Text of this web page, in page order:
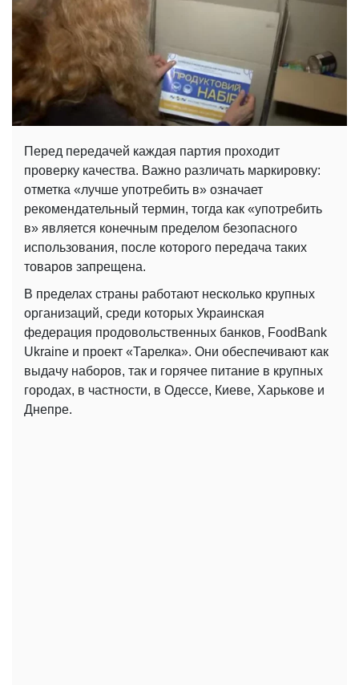
Перед передачей каждая партия проходит
проверку качества. Важно различать маркировку:
отметка «лучше употребить в» означает
рекомендательный термин, тогда как «употребить
в» является конечным пределом безопасного
использования, после которого передача таких
товаров запрещена.
В пределах страны работают несколько крупных
организаций, среди которых Украинская
федерация продовольственных банков, FoodBank
Ukraine и проект «Тарелка». Они обеспечивают как
выдачу наборов, так и горячее питание в крупных
городах, в частности, в Одессе, Киеве, Харькове и
Днепре.